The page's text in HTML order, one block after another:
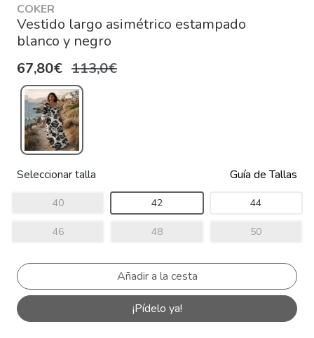
COKER
Vestido largo asimétrico estampado
blanco y negro
67,80€ 113,0€
Seleccionar talla Guía de Tallas
40 42 44
46 48 50
¡Pídelo ya!